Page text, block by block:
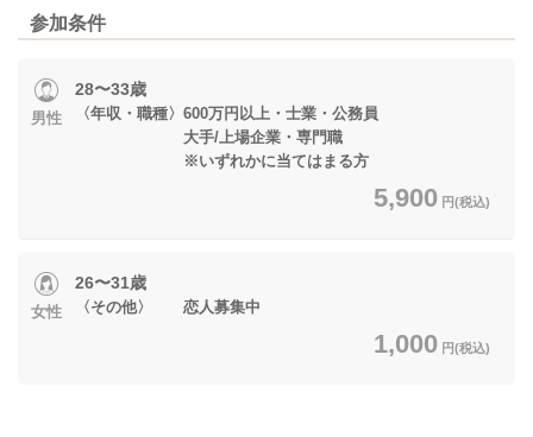
参加条件
男性
28〜33歳
〈年収・職種〉600万円以上・士業・公務員
大手/上場企業・専門職
※いずれかに当てはまる方
5,900 円(税込)
女性
26〜31歳
〈その他〉 恋人募集中
1,000 円(税込)